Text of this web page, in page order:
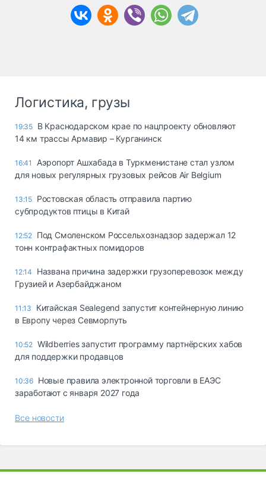
Логистика, грузы
19:35 В Краснодарском крае по нацпроекту обновляют
14 км трассы Армавир – Курганинск
16:41
Аэропорт Ашхабада в Туркменистане стал узлом
для новых регулярных грузовых рейсов Air Belgium
13:15 Ростовская область отправила партию
субпродуктов птицы в Китай
12:52 Под Смоленском Россельхознадзор задержал 12
тонн контрафактных помидоров
12:14
Названа причина задержки грузоперевозок между
Грузией и Азербайджаном
11:13
Китайская Sealegend запустит контейнерную линию
в Европу через Севморпуть
10:52 Wildberries запустит программу партнёрских хабов
для поддержки продавцов
10:36 Новые правила электронной торговли в ЕАЭС
заработают с января 2027 года
Все новости